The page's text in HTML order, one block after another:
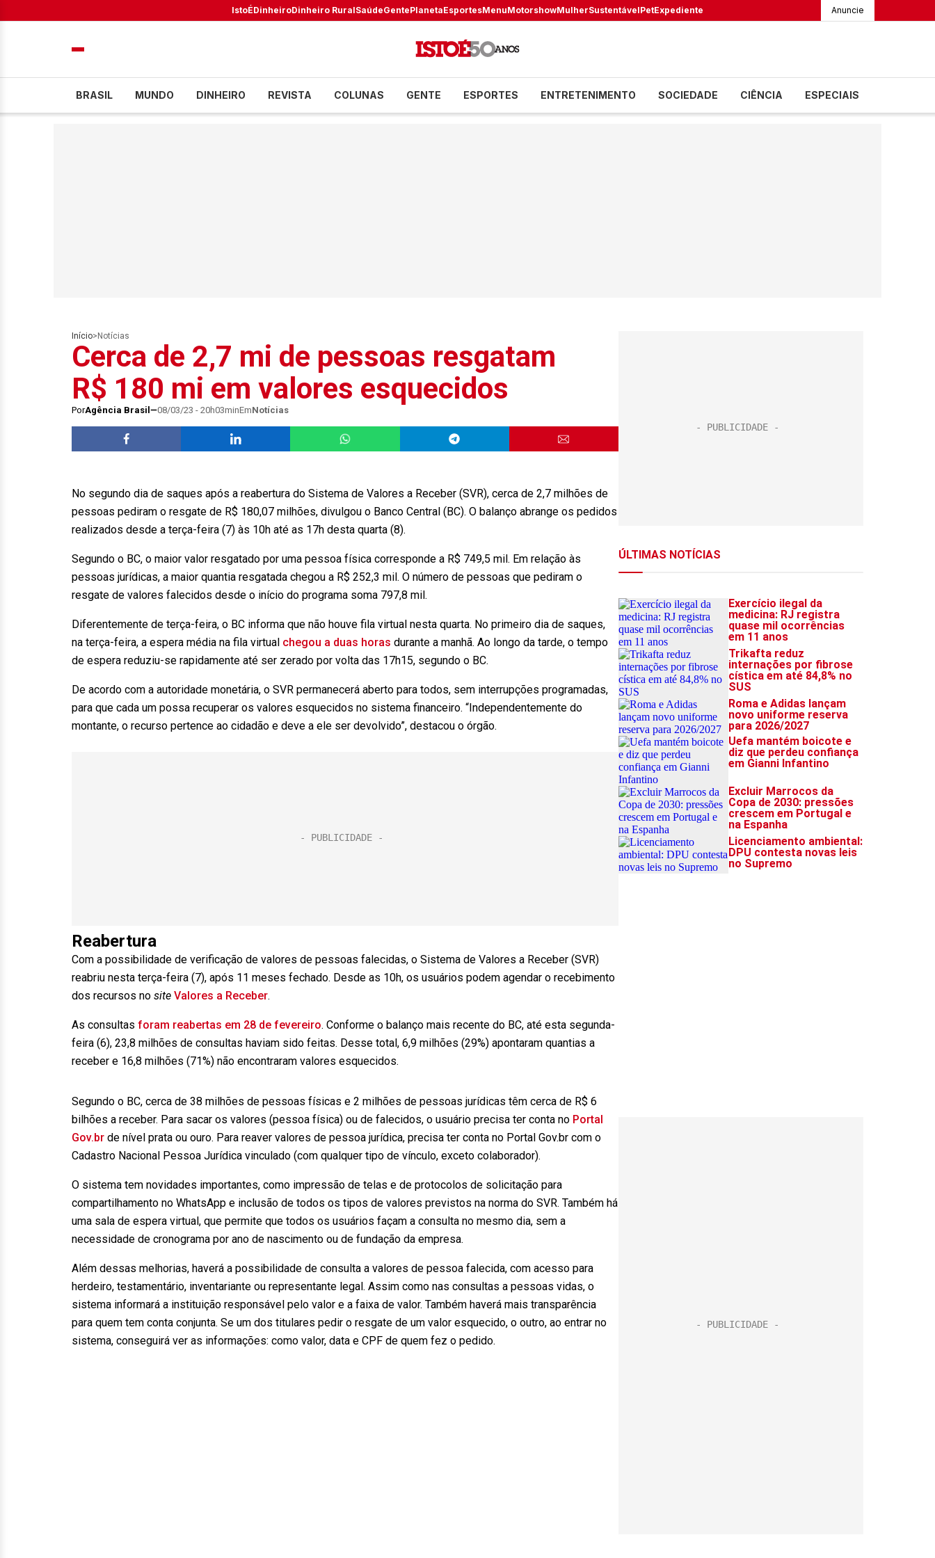
IstoÉDinheiroDinheiro RuralSaúdeGentePlanetaEsportesMenuMotorshowMulherSustentávelPetExpediente Anuncie
BRASIL MUNDO DINHEIRO REVISTA COLUNAS GENTE ESPORTES ENTRETENIMENTO SOCIEDADE CIÊNCIA ESPECIAIS
Início> Notícias
Cerca de 2,7 mi de pessoas resgatam
R$ 180 mi em valores esquecidos
PorAgência Brasil 08/03/23 - 20h03minEmNotícias
No segundo dia de saques após a reabertura do Sistema de Valores a Receber (SVR), cerca de 2,7 milhões de
pessoas pediram o resgate de R$ 180,07 milhões, divulgou o Banco Central (BC). O balanço abrange os pedidos
realizados desde a terça-feira (7) às 10h até as 17h desta quarta (8).
Segundo o BC, o maior valor resgatado por uma pessoa física corresponde a R$ 749,5 mil. Em relação às
pessoas jurídicas, a maior quantia resgatada chegou a R$ 252,3 mil. O número de pessoas que pediram o
resgate de valores falecidos desde o início do programa soma 797,8 mil.
Diferentemente de terça-feira, o BC informa que não houve fila virtual nesta quarta. No primeiro dia de saques,
na terça-feira, a espera média na fila virtual chegou a duas horas durante a manhã. Ao longo da tarde, o tempo
de espera reduziu-se rapidamente até ser zerado por volta das 17h15, segundo o BC.
De acordo com a autoridade monetária, o SVR permanecerá aberto para todos, sem interrupções programadas,
para que cada um possa recuperar os valores esquecidos no sistema financeiro. “Independentemente do
montante, o recurso pertence ao cidadão e deve a ele ser devolvido”, destacou o órgão.
Reabertura
Com a possibilidade de verificação de valores de pessoas falecidas, o Sistema de Valores a Receber (SVR)
reabriu nesta terça-feira (7), após 11 meses fechado. Desde as 10h, os usuários podem agendar o recebimento
dos recursos no site Valores a Receber.
As consultas foram reabertas em 28 de fevereiro. Conforme o balanço mais recente do BC, até esta segunda-
feira (6), 23,8 milhões de consultas haviam sido feitas. Desse total, 6,9 milhões (29%) apontaram quantias a
receber e 16,8 milhões (71%) não encontraram valores esquecidos.
Segundo o BC, cerca de 38 milhões de pessoas físicas e 2 milhões de pessoas jurídicas têm cerca de R$ 6
bilhões a receber. Para sacar os valores (pessoa física) ou de falecidos, o usuário precisa ter conta no Portal
Gov.br de nível prata ou ouro. Para reaver valores de pessoa jurídica, precisa ter conta no Portal Gov.br com o
Cadastro Nacional Pessoa Jurídica vinculado (com qualquer tipo de vínculo, exceto colaborador).
O sistema tem novidades importantes, como impressão de telas e de protocolos de solicitação para
compartilhamento no WhatsApp e inclusão de todos os tipos de valores previstos na norma do SVR. Também há
uma sala de espera virtual, que permite que todos os usuários façam a consulta no mesmo dia, sem a
necessidade de cronograma por ano de nascimento ou de fundação da empresa.
Além dessas melhorias, haverá a possibilidade de consulta a valores de pessoa falecida, com acesso para
herdeiro, testamentário, inventariante ou representante legal. Assim como nas consultas a pessoas vidas, o
sistema informará a instituição responsável pelo valor e a faixa de valor. Também haverá mais transparência
para quem tem conta conjunta. Se um dos titulares pedir o resgate de um valor esquecido, o outro, ao entrar no
sistema, conseguirá ver as informações: como valor, data e CPF de quem fez o pedido.